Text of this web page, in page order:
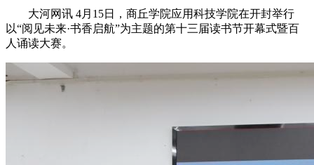
大河网讯 4月15日，商丘学院应用科技学院在开封举行
以“阅见未来·书香启航”为主题的第十三届读书节开幕式暨百
人诵读大赛。